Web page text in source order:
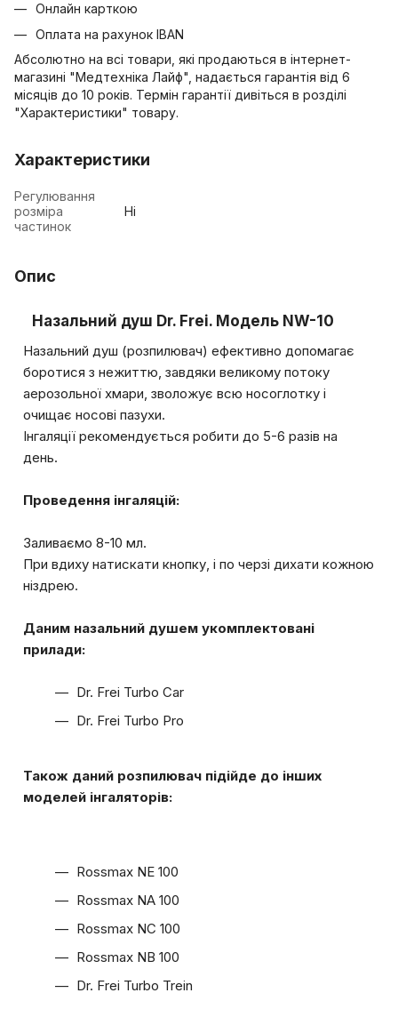
Онлайн карткою
Оплата на рахунок IBAN
Абсолютно на всі товари, які продаються в інтернет-
магазині "Медтехніка Лайф", надається гарантія від 6
місяців до 10 років. Термін гарантії дивіться в розділі
"Характеристики" товару.
Характеристики
Регулювання
розміра
частинок
Ні
Опис
Назальний душ Dr. Frei. Модель NW-10
Назальний душ (розпилювач) ефективно допомагає
боротися з нежиттю, завдяки великому потоку
аерозольної хмари, зволожує всю носоглотку і
очищає носові пазухи.
Інгаляції рекомендується робити до 5-6 разів на
день.
Проведення інгаляцій:
Заливаємо 8-10 мл.
При вдиху натискати кнопку, і по черзі дихати кожною
ніздрею.
Даним назальний душем укомплектовані
прилади:
Dr. Frei Turbo Car
Dr. Frei Turbo Pro
Також даний розпилювач підійде до інших
моделей інгаляторів:
Rossmax NE 100
Rossmax NA 100
Rossmax NC 100
Rossmax NB 100
Dr. Frei Turbo Trein